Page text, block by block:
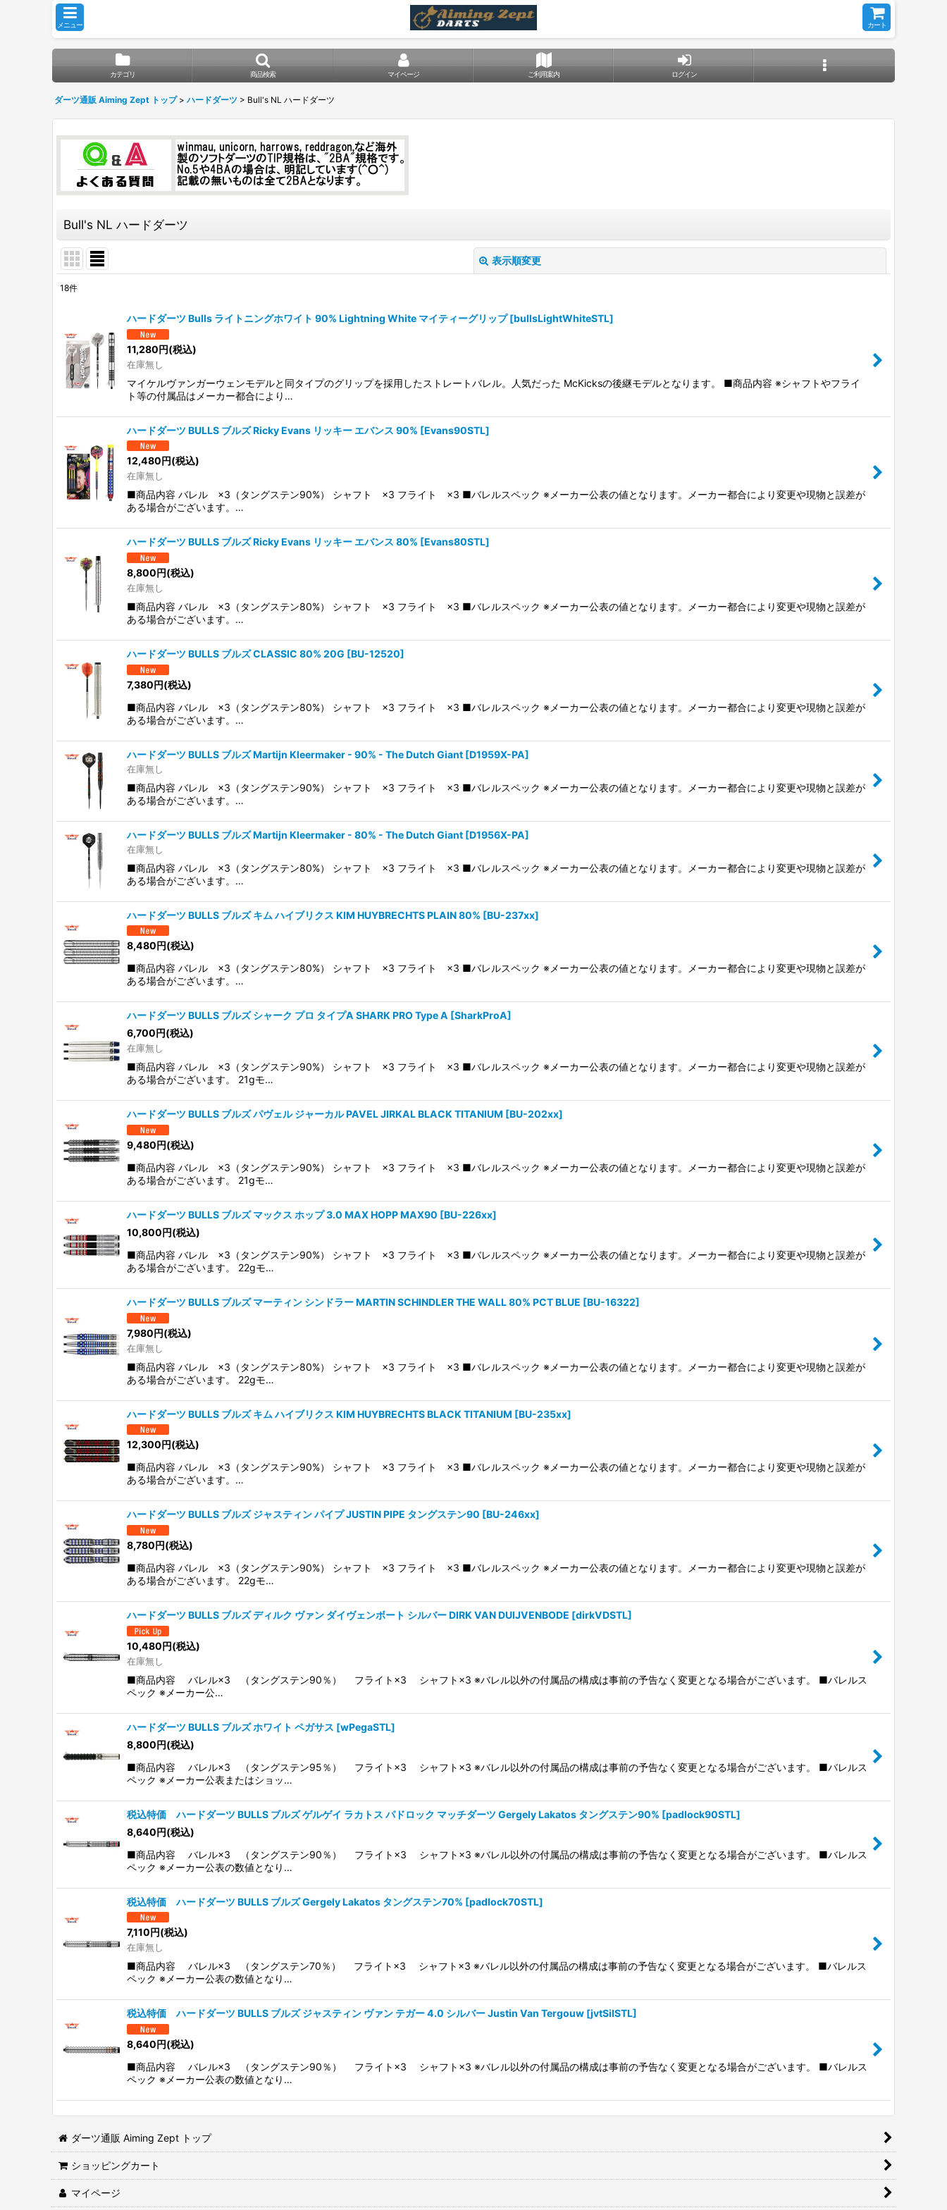
メニュー カート
カテゴリ 商品検索 マイページ ご利用案内 ログイン
ダーツ通販 Aiming Zept トップ > ハードダーツ > Bull's NL ハードダーツ
Bull's NL ハードダーツ
表示順変更
並び順:
絞り込む
18件
ハードダーツ Bulls ライトニングホワイト 90% Lightning White マイティーグリップ [bullsLightWhiteSTL]
11,280円(税込)
在庫無し
マイケルヴァンガーウェンモデルと同タイプのグリップを採用したストレートバレル。人気だった McKicksの後継モデルとなります。 ■商品内容 ※シャフトやフライ
ト等の付属品はメーカー都合により…
ハードダーツ BULLS ブルズ Ricky Evans リッキー エバンス 90% [Evans90STL]
12,480円(税込)
在庫無し
■商品内容 バレル ×3（タングステン90%） シャフト ×3 フライト ×3 ■バレルスペック ※メーカー公表の値となります。メーカー都合により変更や現物と誤差が
ある場合がございます。…
ハードダーツ BULLS ブルズ Ricky Evans リッキー エバンス 80% [Evans80STL]
8,800円(税込)
在庫無し
■商品内容 バレル ×3（タングステン80%） シャフト ×3 フライト ×3 ■バレルスペック ※メーカー公表の値となります。メーカー都合により変更や現物と誤差が
ある場合がございます。…
ハードダーツ BULLS ブルズ CLASSIC 80% 20G [BU-12520]
7,380円(税込)
■商品内容 バレル ×3（タングステン80%） シャフト ×3 フライト ×3 ■バレルスペック ※メーカー公表の値となります。メーカー都合により変更や現物と誤差が
ある場合がございます。…
ハードダーツ BULLS ブルズ Martijn Kleermaker - 90% - The Dutch Giant [D1959X-PA]
在庫無し
■商品内容 バレル ×3（タングステン90%） シャフト ×3 フライト ×3 ■バレルスペック ※メーカー公表の値となります。メーカー都合により変更や現物と誤差が
ある場合がございます。…
ハードダーツ BULLS ブルズ Martijn Kleermaker - 80% - The Dutch Giant [D1956X-PA]
在庫無し
■商品内容 バレル ×3（タングステン80%） シャフト ×3 フライト ×3 ■バレルスペック ※メーカー公表の値となります。メーカー都合により変更や現物と誤差が
ある場合がございます。…
ハードダーツ BULLS ブルズ キム ハイブリクス KIM HUYBRECHTS PLAIN 80% [BU-237xx]
8,480円(税込)
■商品内容 バレル ×3（タングステン80%） シャフト ×3 フライト ×3 ■バレルスペック ※メーカー公表の値となります。メーカー都合により変更や現物と誤差が
ある場合がございます。…
ハードダーツ BULLS ブルズ シャーク プロ タイプA SHARK PRO Type A [SharkProA]
6,700円(税込)
在庫無し
■商品内容 バレル ×3（タングステン90%） シャフト ×3 フライト ×3 ■バレルスペック ※メーカー公表の値となります。メーカー都合により変更や現物と誤差が
ある場合がございます。 21gモ…
ハードダーツ BULLS ブルズ パヴェル ジャーカル PAVEL JIRKAL BLACK TITANIUM [BU-202xx]
9,480円(税込)
■商品内容 バレル ×3（タングステン90%） シャフト ×3 フライト ×3 ■バレルスペック ※メーカー公表の値となります。メーカー都合により変更や現物と誤差が
ある場合がございます。 21gモ…
ハードダーツ BULLS ブルズ マックス ホップ 3.0 MAX HOPP MAX90 [BU-226xx]
10,800円(税込)
■商品内容 バレル ×3（タングステン90%） シャフト ×3 フライト ×3 ■バレルスペック ※メーカー公表の値となります。メーカー都合により変更や現物と誤差が
ある場合がございます。 22gモ…
ハードダーツ BULLS ブルズ マーティン シンドラー MARTIN SCHINDLER THE WALL 80% PCT BLUE [BU-16322]
7,980円(税込)
在庫無し
■商品内容 バレル ×3（タングステン80%） シャフト ×3 フライト ×3 ■バレルスペック ※メーカー公表の値となります。メーカー都合により変更や現物と誤差が
ある場合がございます。 22gモ…
ハードダーツ BULLS ブルズ キム ハイブリクス KIM HUYBRECHTS BLACK TITANIUM [BU-235xx]
12,300円(税込)
■商品内容 バレル ×3（タングステン90%） シャフト ×3 フライト ×3 ■バレルスペック ※メーカー公表の値となります。メーカー都合により変更や現物と誤差が
ある場合がございます。…
ハードダーツ BULLS ブルズ ジャスティン パイプ JUSTIN PIPE タングステン90 [BU-246xx]
8,780円(税込)
■商品内容 バレル ×3（タングステン90%） シャフト ×3 フライト ×3 ■バレルスペック ※メーカー公表の値となります。メーカー都合により変更や現物と誤差が
ある場合がございます。 22gモ…
ハードダーツ BULLS ブルズ ディルク ヴァン ダイヴェンボート シルバー DIRK VAN DUIJVENBODE [dirkVDSTL]
10,480円(税込)
在庫無し
■商品内容 バレル×3 （タングステン90％） フライト×3 シャフト×3 ※バレル以外の付属品の構成は事前の予告なく変更となる場合がございます。 ■バレルス
ペック ※メーカー公…
ハードダーツ BULLS ブルズ ホワイト ペガサス [wPegaSTL]
8,800円(税込)
■商品内容 バレル×3 （タングステン95％） フライト×3 シャフト×3 ※バレル以外の付属品の構成は事前の予告なく変更となる場合がございます。 ■バレルス
ペック ※メーカー公表またはショッ…
税込特価 ハードダーツ BULLS ブルズ ゲルゲイ ラカトス パドロック マッチダーツ Gergely Lakatos タングステン90% [padlock90STL]
8,640円(税込)
■商品内容 バレル×3 （タングステン90％） フライト×3 シャフト×3 ※バレル以外の付属品の構成は事前の予告なく変更となる場合がございます。 ■バレルス
ペック ※メーカー公表の数値となり…
税込特価 ハードダーツ BULLS ブルズ Gergely Lakatos タングステン70% [padlock70STL]
7,110円(税込)
在庫無し
■商品内容 バレル×3 （タングステン70％） フライト×3 シャフト×3 ※バレル以外の付属品の構成は事前の予告なく変更となる場合がございます。 ■バレルス
ペック ※メーカー公表の数値となり…
税込特価 ハードダーツ BULLS ブルズ ジャスティン ヴァン テガー 4.0 シルバー Justin Van Tergouw [jvtSilSTL]
8,640円(税込)
■商品内容 バレル×3 （タングステン90％） フライト×3 シャフト×3 ※バレル以外の付属品の構成は事前の予告なく変更となる場合がございます。 ■バレルス
ペック ※メーカー公表の数値となり…
ダーツ通販 Aiming Zept トップ
ショッピングカート
マイページ